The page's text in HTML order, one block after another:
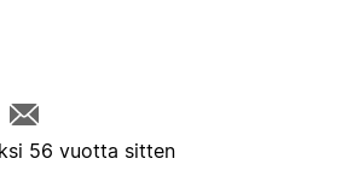
56 vuotta sitten